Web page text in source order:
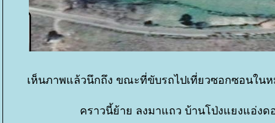
เห็นภาพแล้วนึกถึง ขณะที่ขับรถไปเที่ยวซอกซอนใน
คราวนี้ย้าย ลงมาแถว บ้านโป่งแยงแอ่ง